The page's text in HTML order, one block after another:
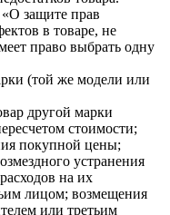
«О защите прав
в товаре, не
право выбрать одну
(той же модели или
другой марки
стоимости;
покупной цены;
устранения
на их
лицом; возмещения
или третьим